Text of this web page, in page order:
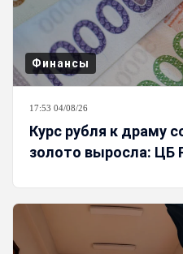
Финансы
17:53 04/08/26
Курс рубля к драму
золото выросла: ЦБ